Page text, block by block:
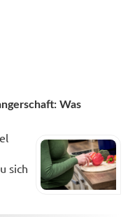
Was
sich